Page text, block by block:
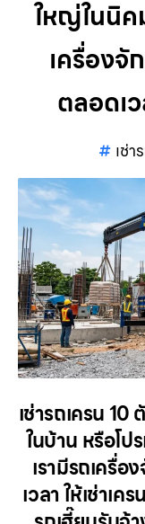
ใหญ่ในนิค
เครื่อง
ตลอดเ
เช่
เช่ารถเครน
ในบ้าน หรือโ
เรามีรถเครื่
เวลา ให้เช่าเ